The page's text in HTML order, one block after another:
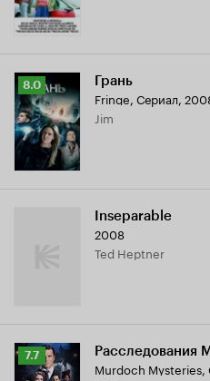
Рейтинг
Кинопоиска
8.0
8.0 Грань
Fringe, Сериал,
Jim
Inseparable
2008
Ted Heptner
Рейтинг
Кинопоиска
7.7 Расследования
Murdoch Mysteries,